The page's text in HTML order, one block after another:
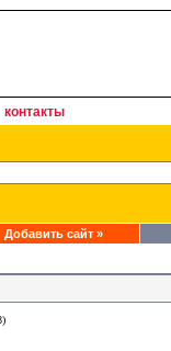
контакты
Добавить сайт »